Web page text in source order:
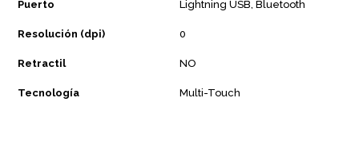
Puerto Lightning USB, Bluetooth
Resolución (dpi) 0
Retractil NO
Tecnología Multi-Touch